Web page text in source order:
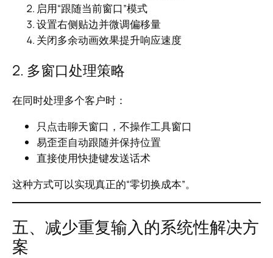
启用“跟随当前窗口”模式
设置右侧贴边并微调偏移量
关闭多余动画效果提升响应速度
2. 多窗口处理策略
在同时处理多个客户时：
只点击聊天窗口，不操作工具窗口
易歪歪自动跟随并保持位置
直接使用快捷键发送话术
这种方式可以实现真正的“零切换成本”。
五、减少重复输入的系统性解决方
案